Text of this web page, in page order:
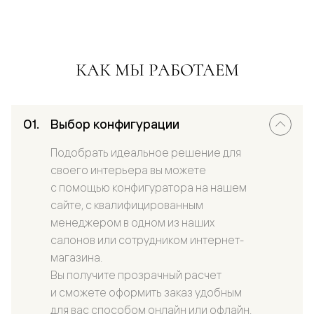
КАК МЫ РАБОТАЕМ
Выбор конфигурации
Подобрать идеальное решение для
своего интерьера вы можете
с помощью конфигуратора на нашем
сайте, с квалифицированным
менеджером в одном из наших
салонов или сотрудником интернет-
магазина.
Вы получите прозрачный расчет
и сможете оформить заказ удобным
для вас способом онлайн или офлайн.